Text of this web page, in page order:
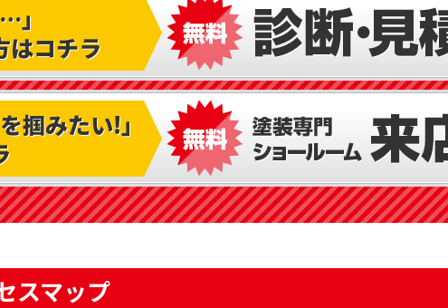
｣
はコチラ
掴みたい!｣
スマップ